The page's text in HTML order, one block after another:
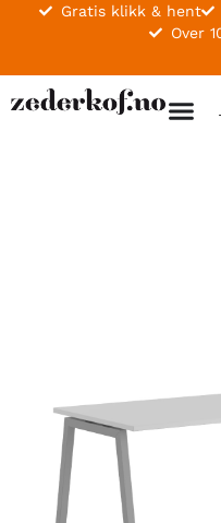
Gratis klikk & hent
Over